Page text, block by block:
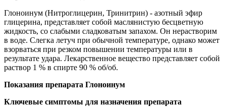
Глоноинум (Нитроглицерин, Тринитрин) - азотный эфир
глицерина, представляет собой маслянистую бесцветную
жидкость, со слабыми сладковатым запахом. Он нерастворим
в воде. Слегка летуч при обычной температуре, однако может
взорваться при резком повышении температуры или в
результате удара. Лекарственное вещество представляет собой
раствор 1 % в спирте 90 % об/об.
Показания препарата Глоноинум
Ключевые симптомы для назначения препарата